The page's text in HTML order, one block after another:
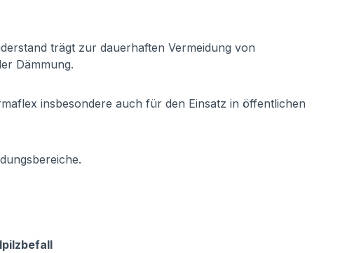
trägt zur dauerhaften Vermeidung von
Dämmung.
insbesondere auch für den Einsatz in öffentlichen